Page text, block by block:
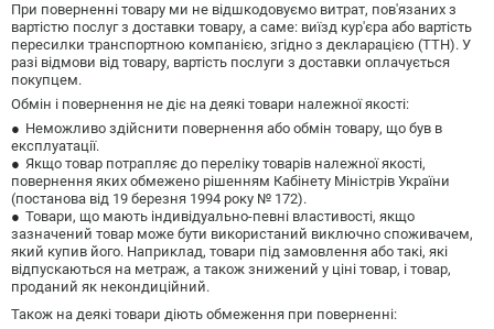
При поверненні товару ми не відшкодовуємо витрат, пов'язаних з
вартістю послуг з доставки товару, а саме: виїзд кур'єра або вартість
пересилки транспортною компанією, згідно з декларацією (ТТН). У
разі відмови від товару, вартість послуги з доставки оплачується
покупцем.
Обмін і повернення не діє на деякі товари належної якості:
Неможливо здійснити повернення або обмін товару, що був в
експлуатації.
Якщо товар потрапляє до переліку товарів належної якості,
повернення яких обмежено рішенням Кабінету Міністрів України
(постанова від 19 березня 1994 року № 172).
Товари, що мають індивідуально-певні властивості, якщо
зазначений товар може бути використаний виключно споживачем,
який купив його. Наприклад, товари під замовлення або такі, які
відпускаються на метраж, а також знижений у ціні товар, і товар,
проданий як некондиційний.
Також на деякі товари діють обмеження при поверненні: